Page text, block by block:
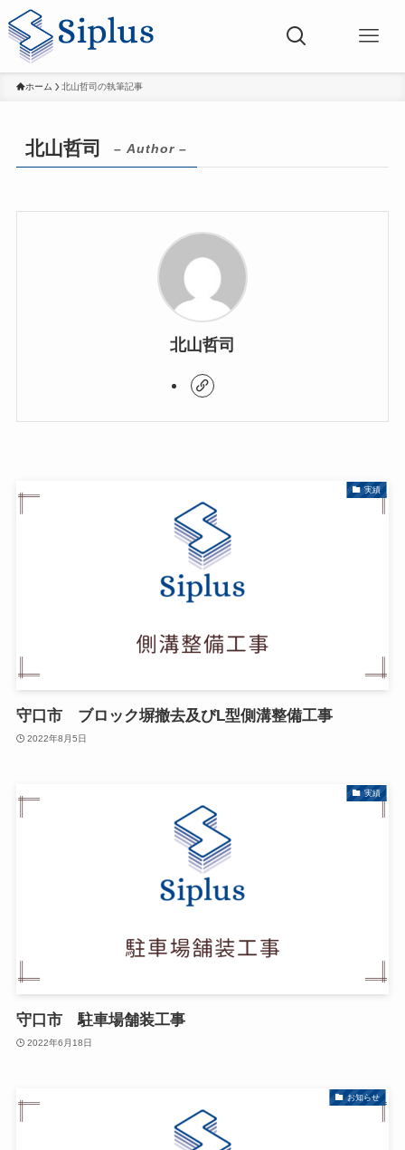
ホーム 北山哲司の執筆記事
北山哲司 – Author –
北山哲司
実績
守口市 ブロック塀撤去及びL型側溝整備工事
2022年8月5日
実績
守口市 駐車場舗装工事
2022年6月18日
お知らせ